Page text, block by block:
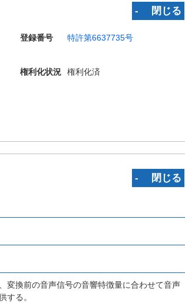
‐ 閉じる
登録番号
特許第6637735号
権利化状況
権利化済
‐ 閉じる
変換前の音声信号の音響特徴量に合わせて音声
する。